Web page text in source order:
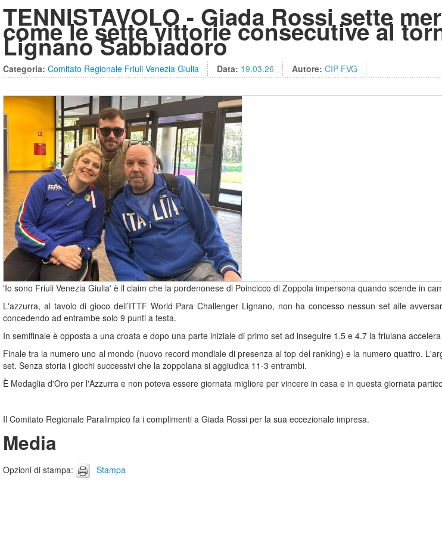
TENNISTAVOLO - Giada Rossi sette
come le sette vittorie consecutive al
Lignano Sabbiadoro
Categoria: Comitato Regionale Friuli Venezia Giulia Data: 19.03.26 Autore: CIP FVG
'Io sono Friuli Venezia Giulia' è il claim che la pordenonese di Poincicco di Zoppola impersona quando scende in
L'azzurra, al tavolo di gioco dell’ITTF World Para Challenger Lignano, non ha concesso nessun set alle
concedendo ad entrambe solo 9 punti a testa.
In semifinale è opposta a una croata e dopo una parte iniziale di primo set ad inseguire 1.5 e 4.7 la friulana
Finale tra la numero uno al mondo (nuovo record mondiale di presenza al top del ranking) e la numero quattro.
set. Senza storia i giochi successivi che la zoppolana si aggiudica 11-3 entrambi.
È Medaglia d'Oro per l'Azzurra e non poteva essere giornata migliore per vincere in casa e in questa giornata
Il Comitato Regionale Paralimpico fa i complimenti a Giada Rossi per la sua eccezionale impresa.
Media
Opzioni di stampa: Stampa